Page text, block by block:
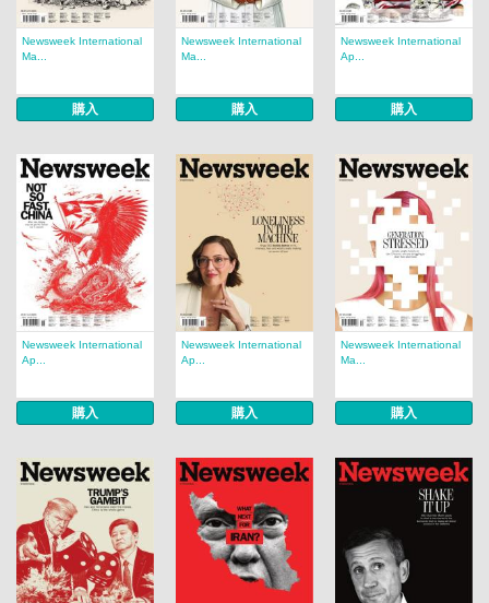
Newsweek International
Ma...
購入
Newsweek International
Ma...
購入
Newsweek International
Ap...
購入
Newsweek International
Ap...
購入
Newsweek International
Ap...
購入
Newsweek International
Ma...
購入